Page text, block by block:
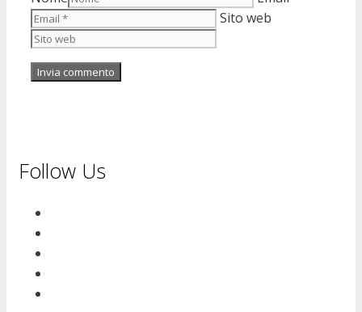
Sito web
Follow Us